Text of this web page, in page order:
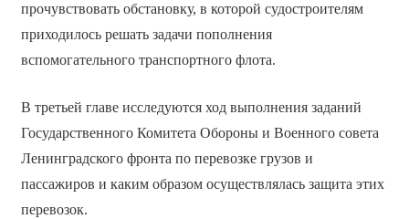
прочувствовать обстановку, в которой судостроителям
приходилось решать задачи пополнения
вспомогательного транспортного флота.
В третьей главе исследуются ход выполнения заданий
Государственного Комитета Обороны и Военного совета
Ленинградского фронта по перевозке грузов и
пассажиров и каким образом осуществлялась защита этих
перевозок.